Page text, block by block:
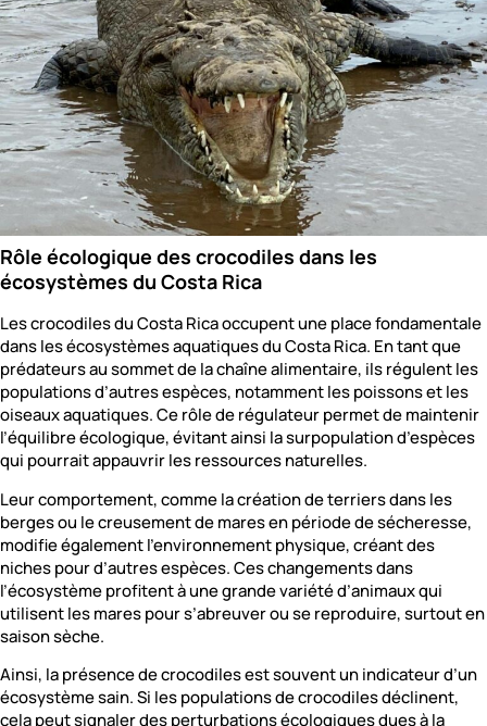
Rôle écologique des crocodiles dans les
écosystèmes du Costa Rica
Les crocodiles du Costa Rica occupent une place fondamentale
dans les écosystèmes aquatiques du Costa Rica. En tant que
prédateurs au sommet de la chaîne alimentaire, ils régulent les
populations d’autres espèces, notamment les poissons et les
oiseaux aquatiques. Ce rôle de régulateur permet de maintenir
l’équilibre écologique, évitant ainsi la surpopulation d’espèces
qui pourrait appauvrir les ressources naturelles.
Leur comportement, comme la création de terriers dans les
berges ou le creusement de mares en période de sécheresse,
modifie également l’environnement physique, créant des
niches pour d’autres espèces. Ces changements dans
l’écosystème profitent à une grande variété d’animaux qui
utilisent les mares pour s’abreuver ou se reproduire, surtout en
saison sèche.
Ainsi, la présence de crocodiles est souvent un indicateur d’un
écosystème sain. Si les populations de crocodiles déclinent,
cela peut signaler des perturbations écologiques dues à la